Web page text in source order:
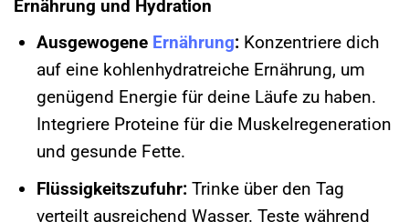
Ernährung und Hydration
Ausgewogene Ernährung:Konzentriere dich
auf eine kohlenhydratreiche Ernährung, um
genügend Energie für deine Läufe zu haben.
Integriere Proteine für die Muskelregeneration
und gesunde Fette.
Flüssigkeitszufuhr:Trinke über den Tag
verteilt ausreichend Wasser. Teste während